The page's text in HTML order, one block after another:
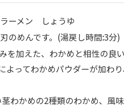
ーメン しょうゆ
のめんです。(湯戻し時間:3分)
を加えた、わかめと相性の良
よってわかめパウダーが加わ
わかめの2種類のわかめ、風